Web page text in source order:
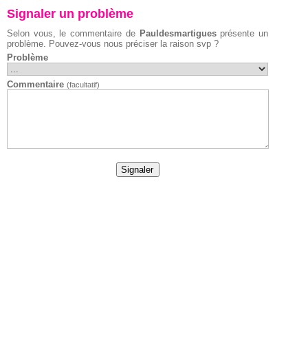
Signaler un problème
Selon vous, le commentaire de Pauldesmartiguesprésente un
problème. Pouvez-vous nous préciser la raison svp ?
Problème
Commentaire (facultatif)